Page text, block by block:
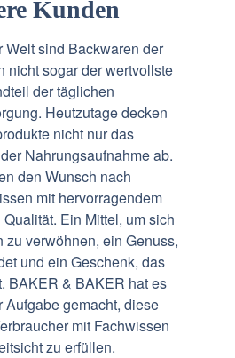
Kunden
Welt sind Backwaren der
nicht sogar der wertvollste
der täglichen
Heutzutage decken
nicht nur das
Nahrungsaufnahme ab.
den Wunsch nach
mit hervorragendem
Ein Mittel, um sich
zu verwöhnen, ein Genuss,
und ein Geschenk, das
BAKER & BAKER hat es
Aufgabe gemacht, diese
mit Fachwissen
zu erfüllen.